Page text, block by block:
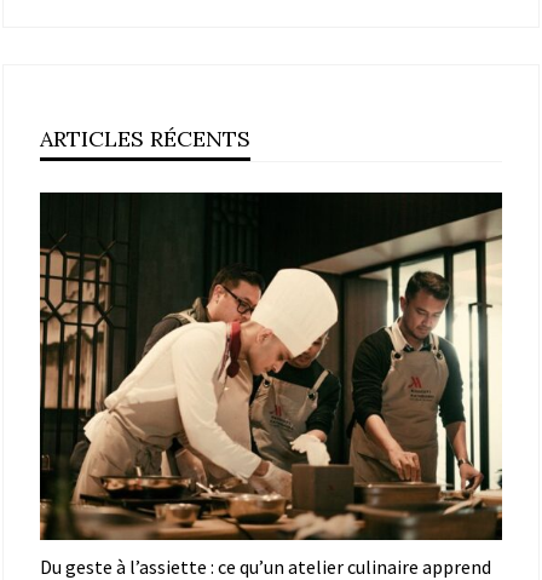
ARTICLES RÉCENTS
Du geste à l’assiette : ce qu’un atelier culinaire apprend